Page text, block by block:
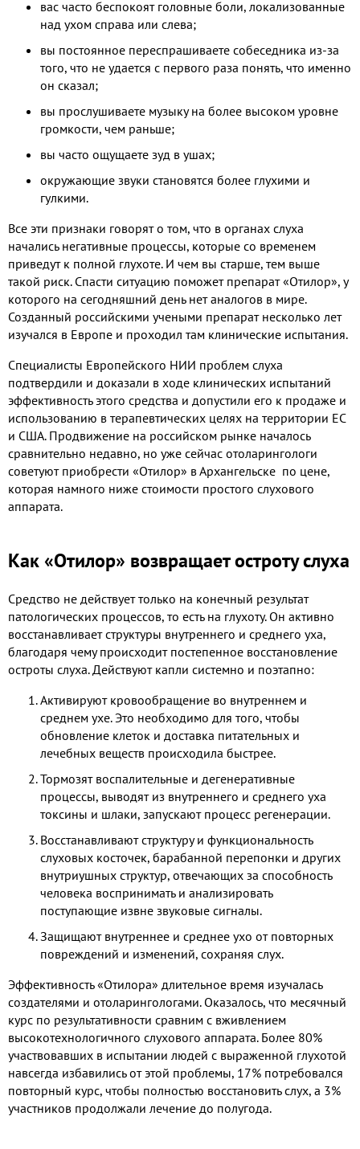
вас часто беспокоят головные боли, локализованные
над ухом справа или слева;
вы постоянное переспрашиваете собеседника из-за
того, что не удается с первого раза понять, что именно
он сказал;
вы прослушиваете музыку на более высоком уровне
громкости, чем раньше;
вы часто ощущаете зуд в ушах;
окружающие звуки становятся более глухими и
гулкими.
Все эти признаки говорят о том, что в органах слуха
начались негативные процессы, которые со временем
приведут к полной глухоте. И чем вы старше, тем выше
такой риск. Спасти ситуацию поможет препарат «Отилор», у
которого на сегодняшний день нет аналогов в мире.
Созданный российскими учеными препарат несколько лет
изучался в Европе и проходил там клинические испытания.
Специалисты Европейского НИИ проблем слуха
подтвердили и доказали в ходе клинических испытаний
эффективность этого средства и допустили его к продаже и
использованию в терапевтических целях на территории ЕС
и США. Продвижение на российском рынке началось
сравнительно недавно, но уже сейчас отоларингологи
советуют приобрести «Отилор» в Архангельске по цене,
которая намного ниже стоимости простого слухового
аппарата.
Как «Отилор» возвращает остроту слуха
Средство не действует только на конечный результат
патологических процессов, то есть на глухоту. Он активно
восстанавливает структуры внутреннего и среднего уха,
благодаря чему происходит постепенное восстановление
остроты слуха. Действуют капли системно и поэтапно:
Активируют кровообращение во внутреннем и
среднем ухе. Это необходимо для того, чтобы
обновление клеток и доставка питательных и
лечебных веществ происходила быстрее.
Тормозят воспалительные и дегенеративные
процессы, выводят из внутреннего и среднего уха
токсины и шлаки, запускают процесс регенерации.
Восстанавливают структуру и функциональность
слуховых косточек, барабанной перепонки и других
внутриушных структур, отвечающих за способность
человека воспринимать и анализировать
поступающие извне звуковые сигналы.
Защищают внутреннее и среднее ухо от повторных
повреждений и изменений, сохраняя слух.
Эффективность «Отилора» длительное время изучалась
создателями и отоларингологами. Оказалось, что месячный
курс по результативности сравним с вживлением
высокотехнологичного слухового аппарата. Более 80%
участвовавших в испытании людей с выраженной глухотой
навсегда избавились от этой проблемы, 17% потребовался
повторный курс, чтобы полностью восстановить слух, а 3%
участников продолжали лечение до полугода.